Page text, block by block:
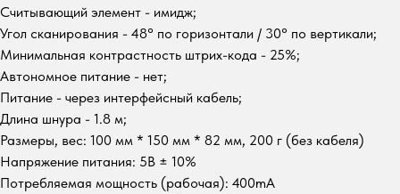
Считывающий элемент - имидж;
Угол сканирования - 48° по горизонтали / 30° по вертикали;
Минимальная контрастность штрих-кода - 25%;
Автономное питание - нет;
Питание - через интерфейсный кабель;
Длина шнура - 1.8 м;
Размеры, вес: 100 мм * 150 мм * 82 мм, 200 г (без кабеля)
Напряжение питания: 5В ± 10%
Потребляемая мощность (рабочая): 400mA